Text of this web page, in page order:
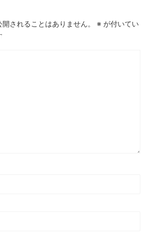
されることはありません。 ※ が付いてい